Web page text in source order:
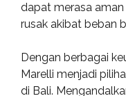
dapat merasa
rusak akibat beban
Dengan berbagai
Marelli menjadi
di Bali.